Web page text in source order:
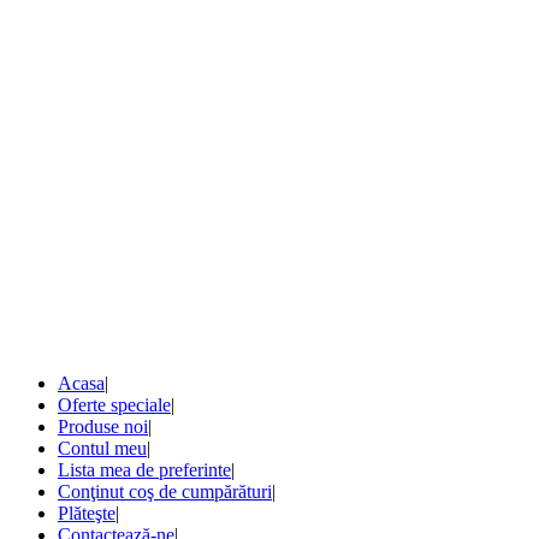
Acasa|
Oferte speciale|
Produse noi|
Contul meu|
Lista mea de preferinte|
Conţinut coş de cumpărături|
Plăteşte|